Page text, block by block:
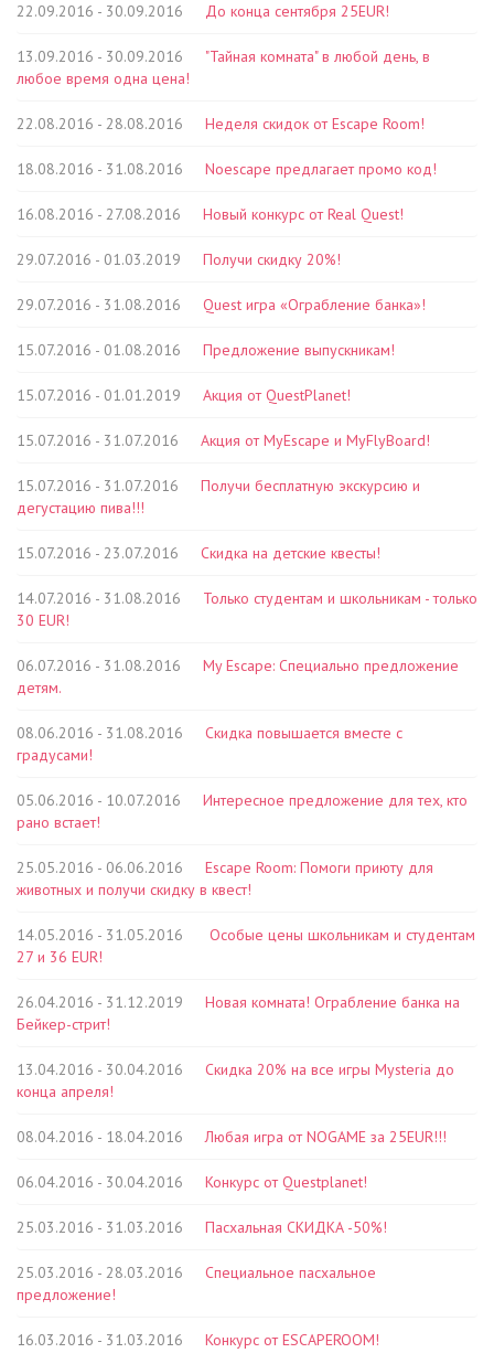
22.09.2016 - 30.09.2016 До конца сентября 25EUR!
13.09.2016 - 30.09.2016
"Тайная комната" в любой день, в
любое время одна цена!
22.08.2016 - 28.08.2016 Неделя скидок от Escape Room!
18.08.2016 - 31.08.2016 Noescape предлагает промо код!
16.08.2016 - 27.08.2016 Новый конкурс от Real Quest!
29.07.2016 - 01.03.2019 Получи скидку 20%!
29.07.2016 - 31.08.2016 Quest игра «Ограбление банка»!
15.07.2016 - 01.08.2016 Предложение выпускникам!
15.07.2016 - 01.01.2019 Акция от QuestPlanet!
15.07.2016 - 31.07.2016 Акция от MyEscape и MyFlyBoard!
15.07.2016 - 31.07.2016
Получи бесплатную экскурсию и
дегустацию пива!!!
15.07.2016 - 23.07.2016 Скидка на детские квесты!
14.07.2016 - 31.08.2016
Только студентам и школьникам - только
30 EUR!
06.07.2016 - 31.08.2016
My Escape: Специально предложение
детям.
08.06.2016 - 31.08.2016
Скидка повышается вместе с
градусами!
05.06.2016 - 10.07.2016
Интересное предложение для тех, кто
рано встает!
25.05.2016 - 06.06.2016
Escape Room: Помоги приюту для
животных и получи скидку в квест!
14.05.2016 - 31.05.2016
Особые цены школьникам и студентам
27 и 36 EUR!
26.04.2016 - 31.12.2019
Новая комната! Ограбление банка на
Бейкер-стрит!
13.04.2016 - 30.04.2016
Скидка 20% на все игры Mysteria до
конца апреля!
08.04.2016 - 18.04.2016 Любая игра от NOGAME за 25EUR!!!
06.04.2016 - 30.04.2016 Конкурс от Questplanet!
25.03.2016 - 31.03.2016 Пасхальная СКИДКА -50%!
25.03.2016 - 28.03.2016
Специальное пасхальное
предложение!
16.03.2016 - 31.03.2016 Конкурс от ESCAPEROOM!